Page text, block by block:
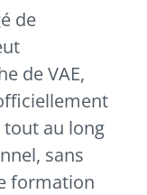
de
de VAE,
tout au long
sans
formation